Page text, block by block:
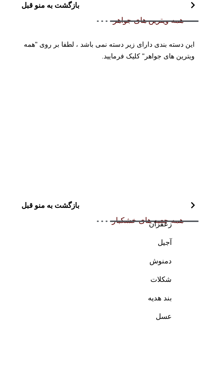
بازگشت به منو قبل
همه ویترین های جواهر
این دسته بندی دارای زیر دسته نمی باشد ، لطفا بر روی "همه
ویترین های جواهر" کلیک فرمایید.
بازگشت به منو قبل
همه جعبه های خشکبار
زعفران
آجیل
دمنوش
شکلات
بند هدیه
عسل